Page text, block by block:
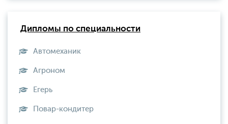
Дипломы по специальности
Автомеханик
Агроном
Егерь
Повар-кондитер